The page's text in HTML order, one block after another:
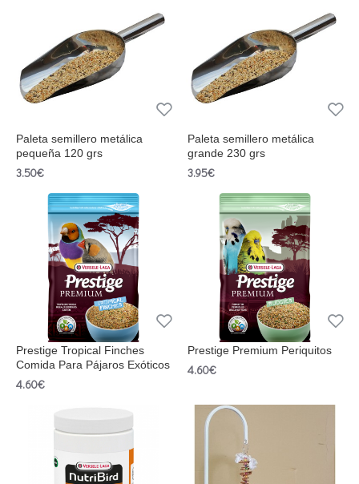
Paleta semillero metálica
pequeña 120 grs
3.50€
Paleta semillero metálica
grande 230 grs
3.95€
Prestige Tropical Finches
Comida Para Pájaros Exóticos
4.60€
Prestige Premium Periquitos
4.60€